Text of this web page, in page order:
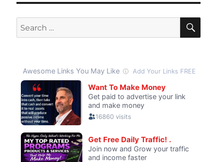
Search
for: